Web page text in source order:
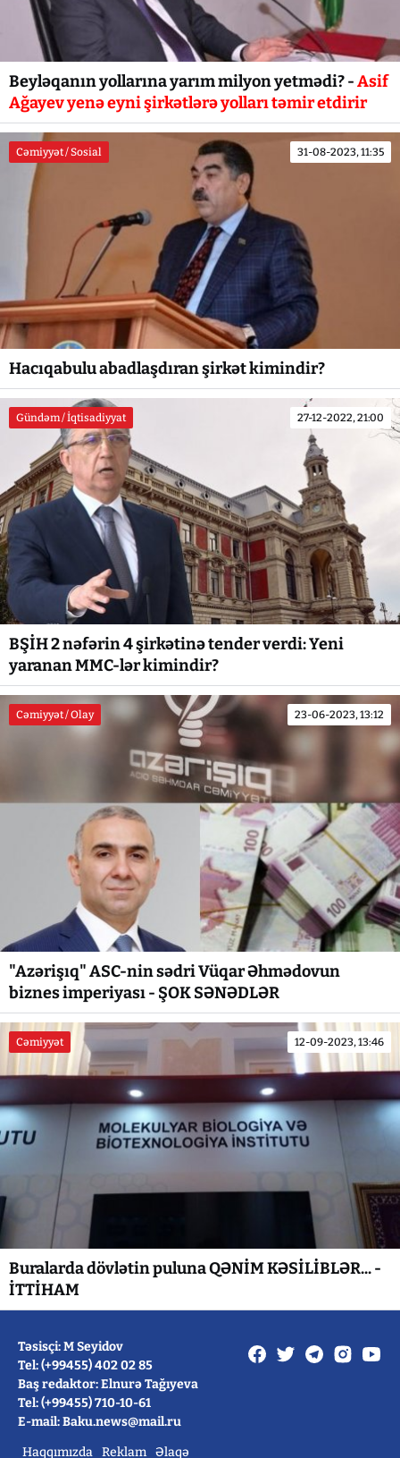
Beyləqanın yollarına yarım milyon yetmədi? -Asif
Ağayev yenə eyni şirkətlərə yolları təmir etdirir
Cəmiyyət / Sosial 31-08-2023, 11:35
Hacıqabulu abadlaşdıran şirkət kimindir?
Gündəm / İqtisadiyyat 27-12-2022, 21:00
BŞİH 2 nəfərin 4 şirkətinə tender verdi: Yeni
yaranan MMC-lər kimindir?
Cəmiyyət / Olay 23-06-2023, 13:12
"Azərişıq" ASC-nin sədri Vüqar Əhmədovun
biznes imperiyası - ŞOK SƏNƏDLƏR
Cəmiyyət 12-09-2023, 13:46
Buralarda dövlətin puluna QƏNİM KƏSİLİBLƏR... -
İTTİHAM
Təsisçi: M Seyidov
Tel: (+99455) 402 02 85
Baş redaktor: Elnurə Tağıyeva
Tel: (+99455) 710-10-61
E-mail: Baku.news@mail.ru
Haqqımızda Reklam Əlaqə